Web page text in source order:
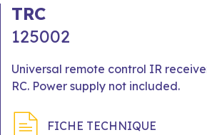
TRC
125002
Universal remote control IR
RC. Power supply not included.
FICHE TECHNIQUE